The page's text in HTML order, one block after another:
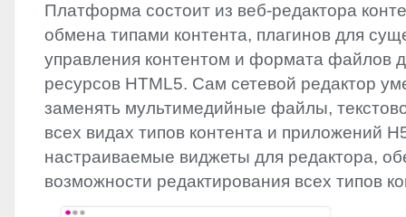
Платформа состоит из веб-редактора
обмена типами контента, плагинов для
управления контентом и формата файлов
ресурсов HTML5. Сам сетевой редактор
заменять мультимедийные файлы,
всех видах типов контента и приложений
настраиваемые виджеты для редактора,
возможности редактирования всех типов